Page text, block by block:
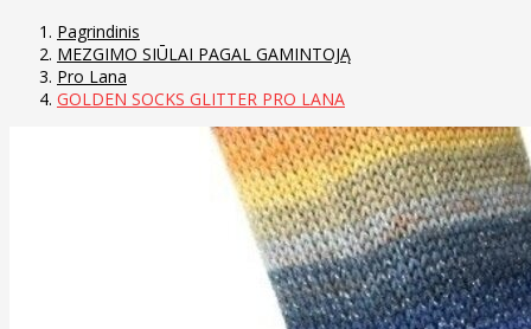
Pagrindinis
MEZGIMO SIŪLAI PAGAL GAMINTOJĄ
Pro Lana
GOLDEN SOCKS GLITTER PRO LANA